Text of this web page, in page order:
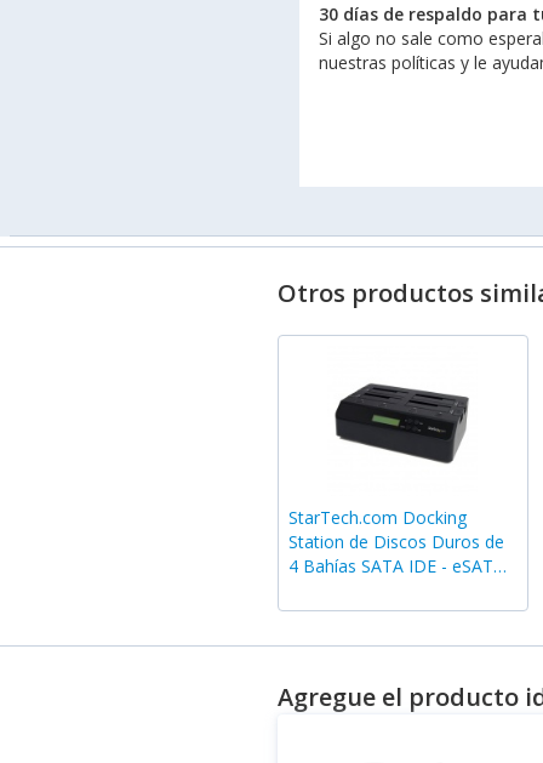
30 días de respaldo para
Si algo no sale como
nuestras políticas y le
Otros productos
StarTech.com Docking
Station de Discos Duros de
4 Bahías SATA IDE - eSATA
Agregue el producto